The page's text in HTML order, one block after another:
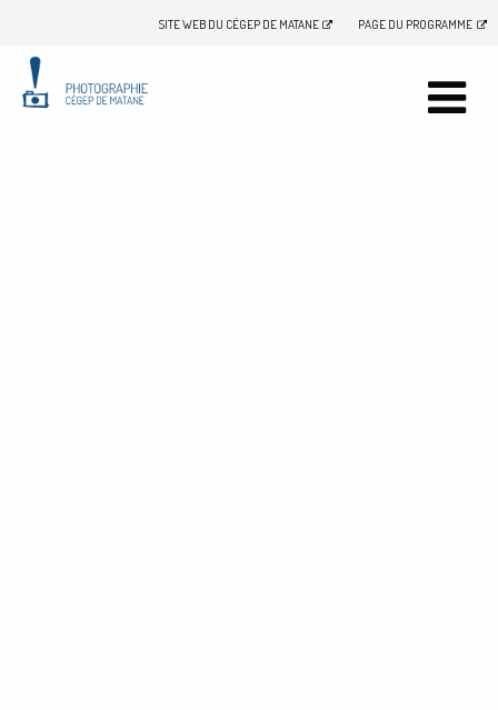
SITE WEB DU CÉGEP DE MATANE PAGE DU PROGRAMME